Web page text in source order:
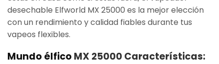
desechable Elfworld MX 25000 es la mejor elección
con un rendimiento y calidad fiables durante tus
vapeos flexibles.
Mundo élfico MX 25000 Características: